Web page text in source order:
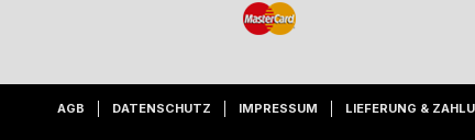
AGB DATENSCHUTZ IMPRESSUM LIEFERUNG &